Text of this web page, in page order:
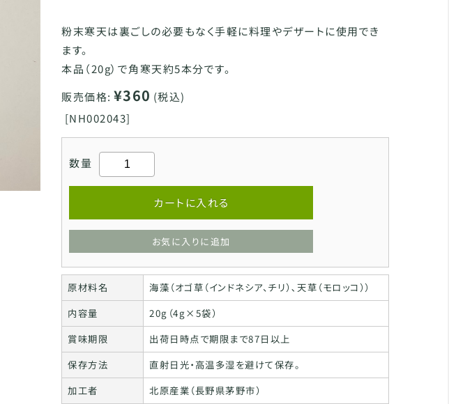
粉末寒天は裏ごしの必要もなく手軽に料理やデザートに使用でき
ます。
本品（20g）で角寒天約5本分です。
販売価格: ¥360 (税込)
[NH002043]
数量
カートに入れる
お気に入りに追加
原材料名
海藻（オゴ草（インドネシア、チリ）､天草（モロッコ））
内容量
20g（4g×5袋）
賞味期限
出荷日時点で期限まで87日以上
保存方法
直射日光・高温多湿を避けて保存。
加工者
北原産業（長野県茅野市）